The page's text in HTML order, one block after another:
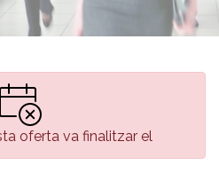
oferta va finalitzar el